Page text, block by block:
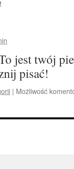
jest twój
pisać!
| Możliwość